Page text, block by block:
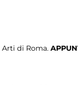
di Roma.